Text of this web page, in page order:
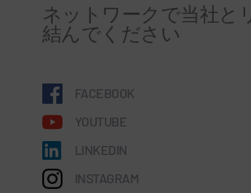
ネットワークで当社と
結んでください
FACEBOOK
YOUTUBE
LINKEDIN
INSTAGRAM